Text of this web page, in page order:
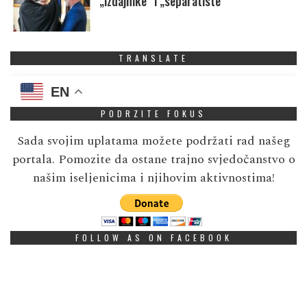
TRANSLATE
EN
PODRZITE FOKUS
Sada svojim uplatama možete podržati rad našeg
portala. Pomozite da ostane trajno svjedočanstvo o
našim iseljenicima i njihovim aktivnostima!
FOLLOW AS ON FACEBOOK